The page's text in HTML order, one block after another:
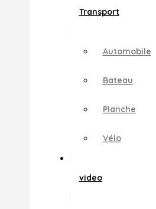
Transport
Automobile
Bateau
Planche
Vélo
video